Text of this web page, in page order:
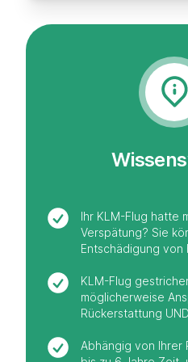
Ihr KLM-Flug hatte
Verspätung? Sie
Entschädigung
KLM-Flug
möglicherweise
Rückerstattung
Abhängig von Ihrer